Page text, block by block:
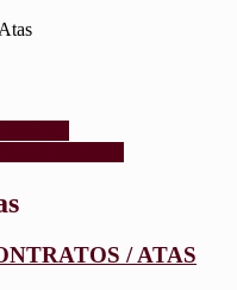
/ ATAS